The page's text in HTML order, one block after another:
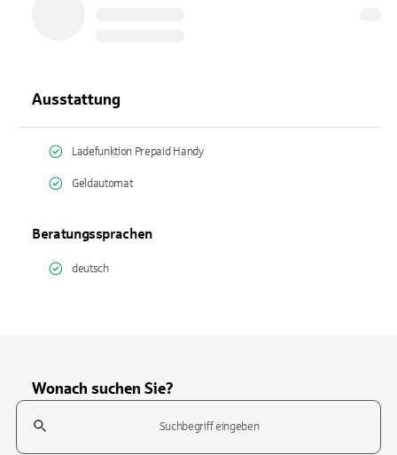
Ausstattung
Ladefunktion Prepaid Handy
Geldautomat
Beratungssprachen
deutsch
Wonach suchen Sie?
Suchfeld